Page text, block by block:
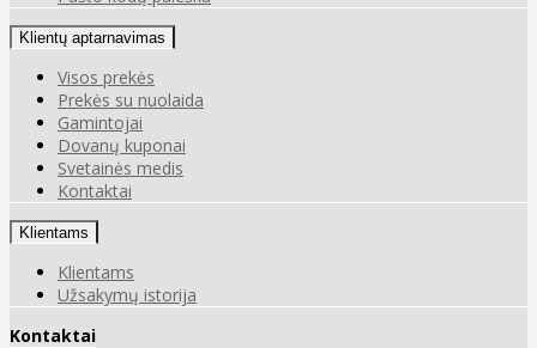
Klientų aptarnavimas
Visos prekės
Prekės su nuolaida
Gamintojai
Dovanų kuponai
Svetainės medis
Kontaktai
Klientams
Klientams
Užsakymų istorija
Kontaktai